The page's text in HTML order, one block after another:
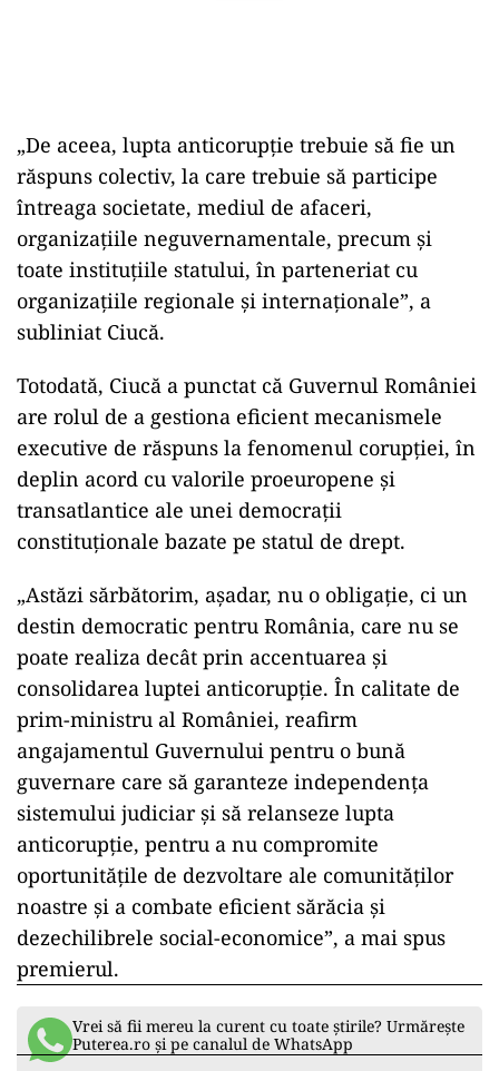
„De aceea, lupta anticorupţie trebuie să fie un
răspuns colectiv, la care trebuie să participe
întreaga societate, mediul de afaceri,
organizaţiile neguvernamentale, precum şi
toate instituţiile statului, în parteneriat cu
organizaţiile regionale şi internaţionale”, a
subliniat Ciucă.
Totodată, Ciucă a punctat că Guvernul României
are rolul de a gestiona eficient mecanismele
executive de răspuns la fenomenul corupţiei, în
deplin acord cu valorile proeuropene şi
transatlantice ale unei democraţii
constituţionale bazate pe statul de drept.
„Astăzi sărbătorim, aşadar, nu o obligaţie, ci un
destin democratic pentru România, care nu se
poate realiza decât prin accentuarea şi
consolidarea luptei anticorupţie. În calitate de
prim-ministru al României, reafirm
angajamentul Guvernului pentru o bună
guvernare care să garanteze independenţa
sistemului judiciar şi să relanseze lupta
anticorupţie, pentru a nu compromite
oportunităţile de dezvoltare ale comunităţilor
noastre şi a combate eficient sărăcia şi
dezechilibrele social-economice”, a mai spus
premierul.
Vrei să fii mereu la curent cu toate știrile? Urmărește
Puterea.ro și pe canalul de WhatsApp